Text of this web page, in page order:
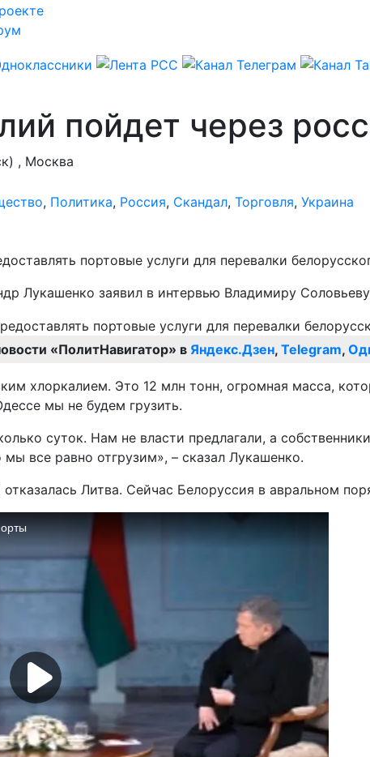
пойдет через
, Москва
, Политика, Россия, Скандал, Торговля, Украина
портовые услуги для перевалки
Лукашенко заявил в интервью Владимиру
«ПолитНавигатор» в Яндекс.Дзен, Telegram,
хлоркалием. Это 12 млн тонн, огромная масса,
мы не будем грузить.
суток. Нам не власти предлагали, а
все равно отгрузим», – сказал Лукашенко.
Литва. Сейчас Белоруссия в авральном